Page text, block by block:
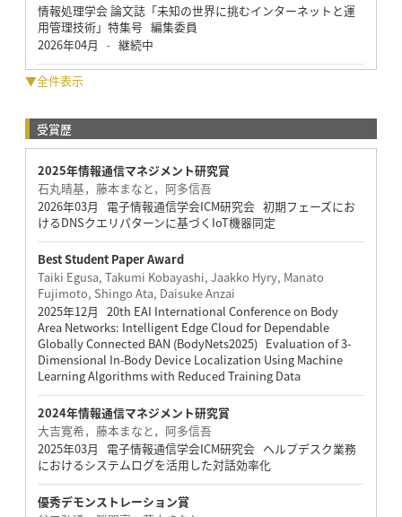
情報処理学会 論文誌「未知の世界に挑むインターネットと運
用管理技術」特集号 編集委員
2026年04月
- 継続中
▼全件表示
受賞歴
2025年情報通信マネジメント研究賞
石丸晴基，藤本まなと，阿多信吾
2026年03月 電子情報通信学会ICM研究会 初期フェーズにお
けるDNSクエリパターンに基づくIoT機器同定
Best Student Paper Award
Taiki Egusa, Takumi Kobayashi, Jaakko Hyry, Manato
Fujimoto, Shingo Ata, Daisuke Anzai
2025年12月 20th EAI International Conference on Body
Area Networks: Intelligent Edge Cloud for Dependable
Globally Connected BAN (BodyNets2025) Evaluation of 3-
Dimensional In-Body Device Localization Using Machine
Learning Algorithms with Reduced Training Data
2024年情報通信マネジメント研究賞
大吉寛希，藤本まなと，阿多信吾
2025年03月 電子情報通信学会ICM研究会 ヘルプデスク業務
におけるシステムログを活用した対話効率化
優秀デモンストレーション賞